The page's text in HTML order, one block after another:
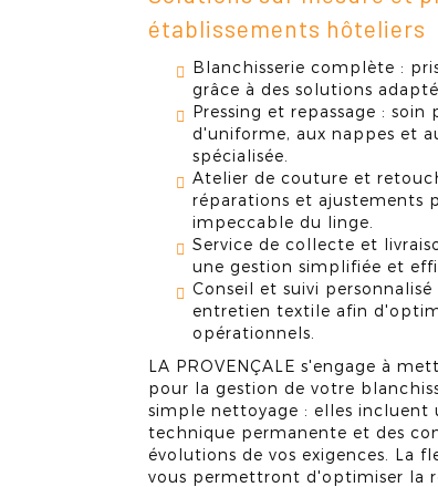
établissements hôteliers
Blanchisserie complète :
grâce à des solutions
Pressing et repassage :
d'uniforme, aux nappes et
spécialisée.
Atelier de couture et
réparations et ajustements
impeccable du linge.
Service de collecte et
une gestion simplifiée et
Conseil et suivi
entretien textile afin
opérationnels.
LA PROVENÇALE s'engage à
pour la gestion de votre
simple nettoyage : elles incluent
technique permanente et des
évolutions de vos exigences. La
vous permettront d'optimiser la